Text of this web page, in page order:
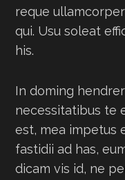
reque
qui. Usu soleat
his.
In doming
necessitatibus te
est, mea impetus
fastidii ad has,
dicam vis id, ne